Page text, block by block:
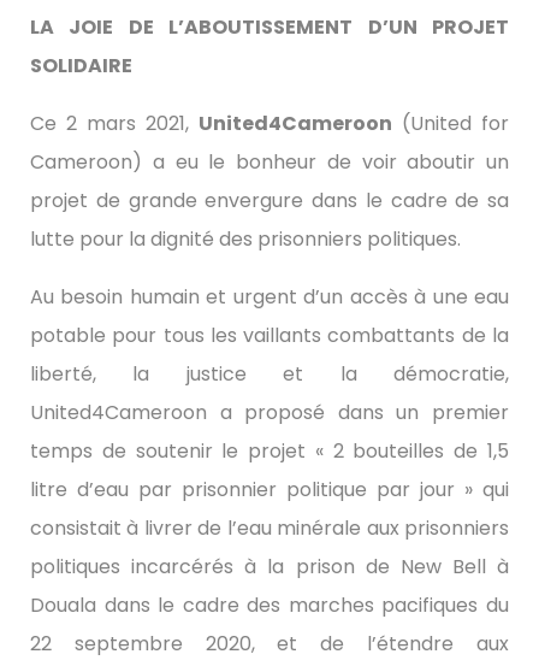
LA JOIE DE L’ABOUTISSEMENT D’UN PROJET
SOLIDAIRE
Ce 2 mars 2021, United4Cameroon (United for
Cameroon) a eu le bonheur de voir aboutir un
projet de grande envergure dans le cadre de sa
lutte pour la dignité des prisonniers politiques.
Au besoin humain et urgent d’un accès à une eau
potable pour tous les vaillants combattants de la
liberté, la justice et la démocratie,
United4Cameroon a proposé dans un premier
temps de soutenir le projet « 2 bouteilles de 1,5
litre d’eau par prisonnier politique par jour » qui
consistait à livrer de l’eau minérale aux prisonniers
politiques incarcérés à la prison de New Bell à
Douala dans le cadre des marches pacifiques du
22 septembre 2020, et de l’étendre aux